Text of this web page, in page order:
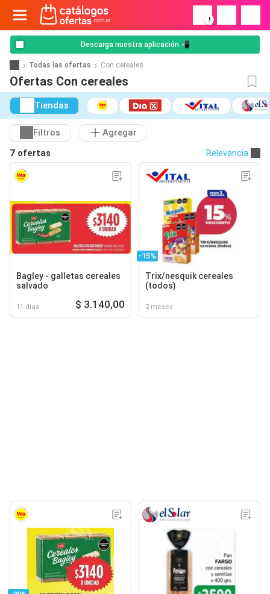
!
Descarga nuestra aplicación 📲
Todas las ofertas Con cereales
Ofertas Con cereales
Tiendas
Filtros
Agregar
7 ofertas
Relevancia
Bagley - galletas cereales
salvado
11 días $ 3.140,00
-15%
Trix/nesquik cereales
(todos)
2 meses